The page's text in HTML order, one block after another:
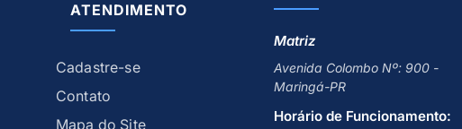
ATENDIMENTO
Cadastre-se
Contato
Mapa do Site
Matriz
Avenida Colombo Nº: 900 -
Maringá-PR
Horário de Funcionamento: